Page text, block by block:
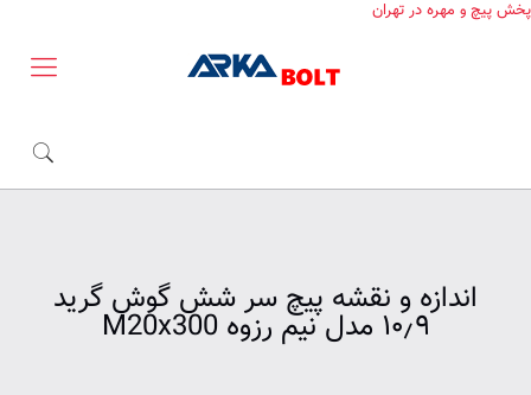
پخش پیچ و مهره در تهران
اندازه و نقشه پیچ سر شش گوش گرید
۱۰٫۹ مدل نیم رزوه M20x300